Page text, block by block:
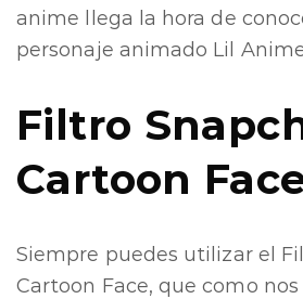
anime llega la hora de
personaje animado Lil
Filtro
Cartoon
Siempre puedes utilizar el
Cartoon Face, que como